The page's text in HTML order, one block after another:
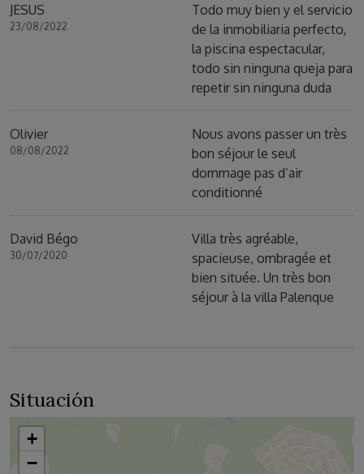
JESUS
23/08/2022
Todo muy bien y el servicio
de la inmobiliaria perfecto,
la piscina espectacular,
todo sin ninguna queja para
repetir sin ninguna duda
Olivier
08/08/2022
Nous avons passer un très
bon séjour le seul
dommage pas d’air
conditionné
David Bégo
30/07/2020
Villa très agréable,
spacieuse, ombragée et
bien située. Un très bon
séjour à la villa Palenque
Situación
+
−